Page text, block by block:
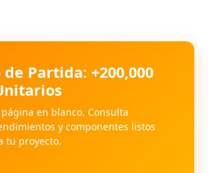
Partida: +200,000
en blanco. Consulta
y componentes listos
tu proyecto.